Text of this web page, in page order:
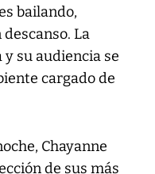
bailando,
La
su audiencia se
cargado de
Chayanne
de sus más